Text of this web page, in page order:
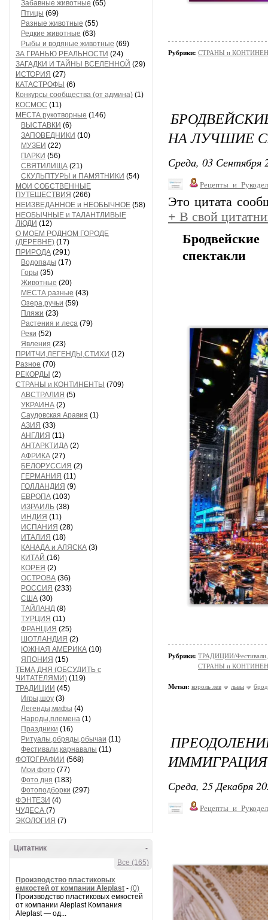
Забавные животные (65)
Птицы (69)
Разные животные (55)
Редкие животные (63)
Рыбы и водяные животные (69)
ЗА ГРАНЬЮ РЕАЛЬНОСТИ (24)
ЗАГАДКИ И ТАЙНЫ ВСЕЛЕННОЙ (29)
ИСТОРИЯ (27)
КАТАСТРОФЫ (6)
Конкурсы сообщества (от админа) (1)
КОСМОС (11)
МЕСТА рукотворные (146)
ВЫСТАВКИ (6)
ЗАПОВЕДНИКИ (10)
МУЗЕИ (22)
ПАРКИ (56)
СВЯТИЛИЩА (21)
СКУЛЬПТУРЫ и ПАМЯТНИКИ (54)
МОИ СОБСТВЕННЫЕ
ПУТЕШЕСТВИЯ (266)
НЕИЗВЕДАННОЕ и НЕОБЫЧНОЕ (58)
НЕОБЫЧНЫЕ и ТАЛАНТЛИВЫЕ
ЛЮДИ (12)
О МОЕМ РОДНОМ ГОРОДЕ
(ДЕРЕВНЕ) (17)
ПРИРОДА (291)
Водопады (17)
Горы (35)
Животные (20)
МЕСТА разные (43)
Озера,ручьи (59)
Пляжи (23)
Растения и леса (79)
Реки (52)
Явления (23)
ПРИТЧИ,ЛЕГЕНДЫ,СТИХИ (12)
Разное (70)
РЕКОРДЫ (2)
СТРАНЫ и КОНТИНЕНТЫ (709)
АВСТРАЛИЯ (5)
УКРАИНА (2)
Саудовская Аравия (1)
АЗИЯ (33)
АНГЛИЯ (11)
АНТАРКТИДА (2)
АФРИКА (27)
БЕЛОРУССИЯ (2)
ГЕРМАНИЯ (11)
ГОЛЛАНДИЯ (9)
ЕВРОПА (103)
ИЗРАИЛЬ (38)
ИНДИЯ (11)
ИСПАНИЯ (28)
ИТАЛИЯ (18)
КАНАДА и АЛЯСКА (3)
КИТАЙ (16)
КОРЕЯ (2)
ОСТРОВА (36)
РОССИЯ (233)
США (30)
ТАЙЛАНД (8)
ТУРЦИЯ (11)
ФРАНЦИЯ (25)
ШОТЛАНДИЯ (2)
ЮЖНАЯ АМЕРИКА (10)
ЯПОНИЯ (15)
ТЕМА ДНЯ (ОБСУДИТЬ с
ЧИТАТЕЛЯМИ) (119)
ТРАДИЦИИ (45)
Игры,шоу (3)
Легенды,мифы (4)
Народы,племена (1)
Праздники (16)
Ритуалы,обряды,обычаи (11)
Фестивали,карнавалы (11)
ФОТОГРАФИИ (568)
Мои фото (77)
Фото дня (183)
Фотоподборки (297)
ФЭНТЕЗИ (4)
ЧУДЕСА (7)
ЭКОЛОГИЯ (7)
-
Цитатник
Все (165)
Производство пластиковых
емкостей от компании Aleplast - (0)
Производство пластиковых емкостей
от компании Aleplast Компания
Aleplast — од...
Рубрики: СТРАНЫ и
НА ЛУЧШИЕ
Среда, 03 Сентября
Это цитата
+ В свой
спектакли
Рубрики: ТРАДИЦИИ/
СТРАНЫ и
Метки: король лев львы
Среда, 25 Декабря